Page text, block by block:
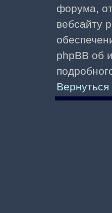
форума,
вебсайту
phpBB об
Вернуться